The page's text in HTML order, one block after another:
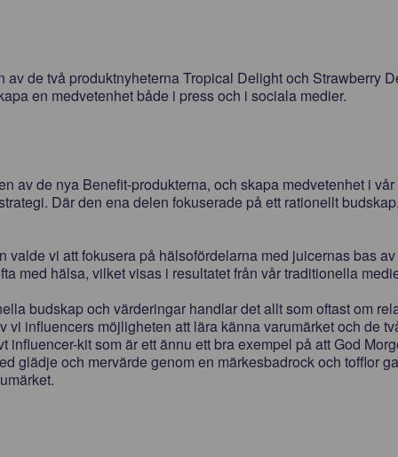
av de två produktnyheterna Tropical Delight och Strawberry
en medvetenhet både i press och i sociala medier.
av de nya Benefit-produkterna, och skapa medvetenhet i
Där den ena delen fokuserade på ett rationellt
valde vi att fokusera på hälsofördelarna med juicernas bas
med hälsa, vilket visas i resultatet från vår traditionella
budskap och värderingar handlar det allt som oftast om
vi influencers möjligheten att lära känna varumärket och de
influencer-kit som är ett ännu ett bra exempel på att God
glädje och mervärde genom en märkesbadrock och tofflor